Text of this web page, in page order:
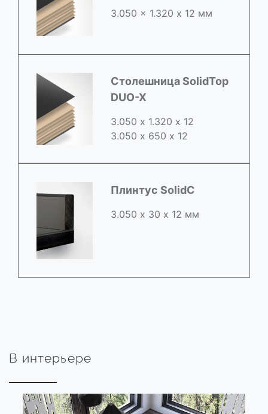
3.050 x 1.320 х 12 мм
Столешница SolidTop
DUO-X
3.050 х 1.320 х 12
3.050 x 650 х 12
Плинтус SolidC
3.050 х 30 х 12 мм
В интерьере